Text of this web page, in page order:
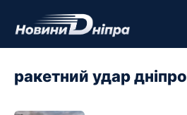
ракетний удар дніпро